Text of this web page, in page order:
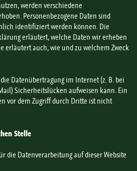
werden verschiedene
Personenbezogene Daten sind
identifiziert werden können. Die
erläutert, welche Daten wir erheben
erläutert auch, wie und zu welchem Zweck
Datenübertragung im Internet (z. B. bei
Sicherheitslücken aufweisen kann. Ein
vor dem Zugriff durch Dritte ist nicht
Stelle
die Datenverarbeitung auf dieser Website